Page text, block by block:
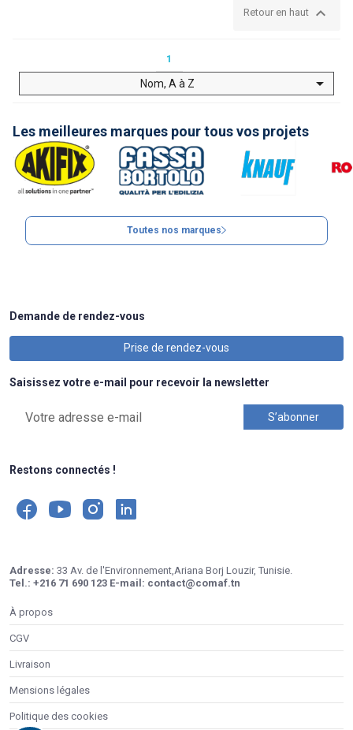
Retour en haut 
1
Nom, A à Z 
Les meilleures marques pour tous vos projets
Toutes nos marques
Demande de rendez-vous
Prise de rendez-vous
Saisissez votre e-mail pour recevoir la newsletter
Restons connectés !
Adresse: 33 Av. de l'Environnement,Ariana Borj Louzir, Tunisie.
Tel.: +216 71 690 123 E-mail: contact@comaf.tn
À propos
CGV
Livraison
Mensions légales
Politique des cookies